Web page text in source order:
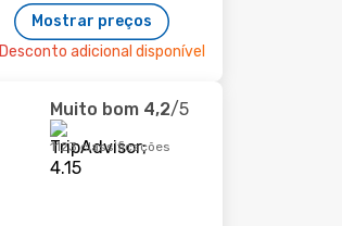
Mostrar preços
Desconto adicional disponível
Muito bom 4,2/5
1123 classificações